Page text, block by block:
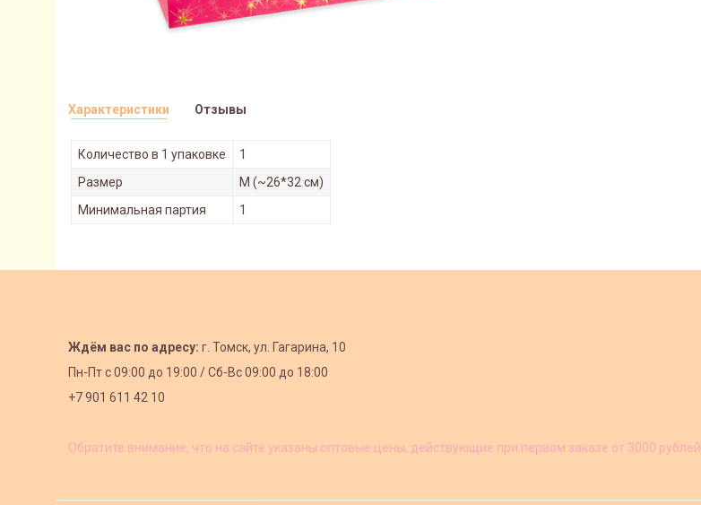
Характеристики
Количество в 1 упаковке
1
Размер
M (~26*32 см)
Минимальная партия
1
Отзывы
Ждём вас по адресу: г. Томск, ул. Гагарина, 10
Пн-Пт с09:00 до 19:00 /Сб-Вс 09:00 до 18:00
+7 901 611 42 10
Обратите внимание, что на сайте указаны оптовые цены, действующие при первом заказе от 3000 рублей.